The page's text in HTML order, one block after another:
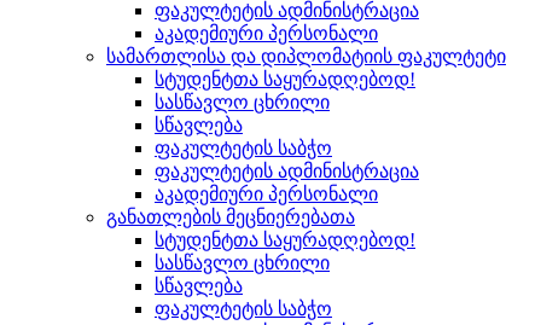
ფაკულტეტის ადმინისტრაცია
აკადემიური პერსონალი
სამართლისა და დიპლომატიის ფაკულტეტი
სტუდენტთა საყურადღებოდ!
სასწავლო ცხრილი
სწავლება
ფაკულტეტის საბჭო
ფაკულტეტის ადმინისტრაცია
აკადემიური პერსონალი
განათლების მეცნიერებათა
სტუდენტთა საყურადღებოდ!
სასწავლო ცხრილი
სწავლება
ფაკულტეტის საბჭო